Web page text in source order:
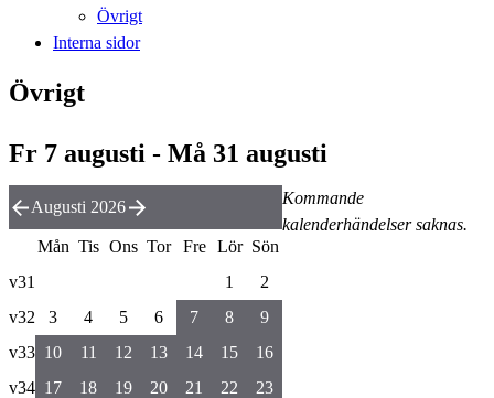
Övrigt
Interna sidor
Övrigt
Fr 7 augusti - Må 31 augusti
Kommande
kalenderhändelser saknas.
Augusti 2026
Mån Tis Ons Tor Fre Lör Sön
v31
1
2
v32
3 4 5 6 7 8
9
v33 10 11 12 13 14 15
16
v34 17 18 19 20 21 22
23